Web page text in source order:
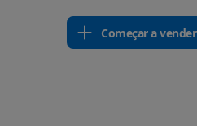
Começar a vender